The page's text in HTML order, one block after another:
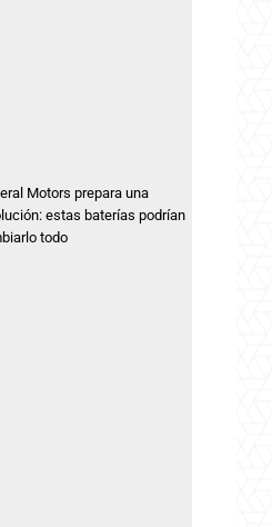
Motors prepara una
estas baterías podrían
todo